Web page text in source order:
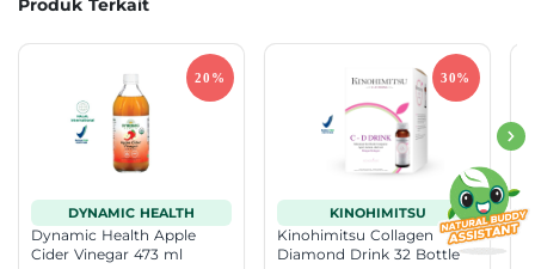
Produk Terkait
DYNAMIC HEALTH
Dynamic Health Apple
Cider Vinegar 473 ml
KINOHIMITSU
Kinohimitsu Collagen
Diamond Drink 32 Bottle